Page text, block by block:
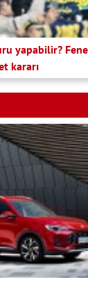
yapabilir?
kararı